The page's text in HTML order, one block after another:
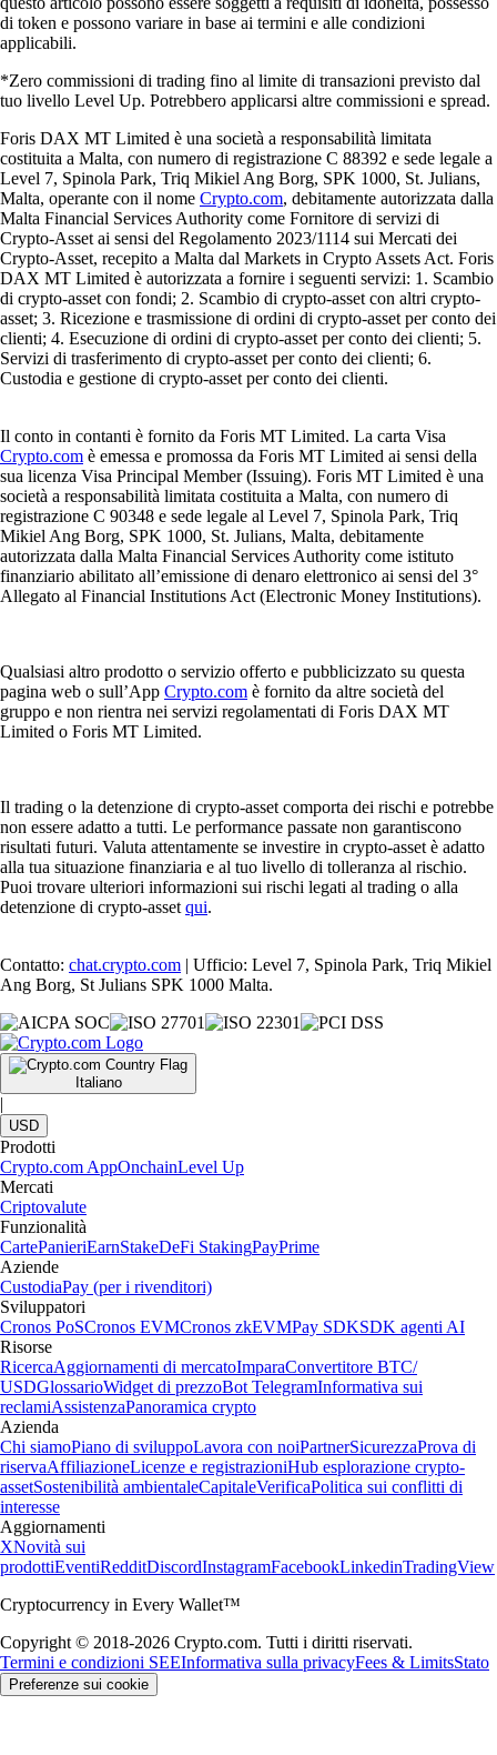
di token e possono variare in base ai termini e alle condizioni
applicabili.
*Zero commissioni di trading fino al limite di transazioni previsto dal
tuo livello Level Up. Potrebbero applicarsi altre commissioni e spread.
Foris DAX MT Limited è una società a responsabilità limitata
costituita a Malta, con numero di registrazione C 88392 e sede legale a
Level 7, Spinola Park, Triq Mikiel Ang Borg, SPK 1000, St. Julians,
Malta, operante con il nome Crypto.com, debitamente autorizzata dalla
Malta Financial Services Authority come Fornitore di servizi di
Crypto-Asset ai sensi del Regolamento 2023/1114 sui Mercati dei
Crypto-Asset, recepito a Malta dal Markets in Crypto Assets Act. Foris
DAX MT Limited è autorizzata a fornire i seguenti servizi: 1. Scambio
di crypto-asset con fondi; 2. Scambio di crypto-asset con altri crypto-
asset; 3. Ricezione e trasmissione di ordini di crypto-asset per conto dei
clienti; 4. Esecuzione di ordini di crypto-asset per conto dei clienti; 5.
Servizi di trasferimento di crypto-asset per conto dei clienti; 6.
Custodia e gestione di crypto-asset per conto dei clienti.
Il conto in contanti è fornito da Foris MT Limited. La carta Visa
Crypto.com è emessa e promossa da Foris MT Limited ai sensi della
sua licenza Visa Principal Member (Issuing). Foris MT Limited è una
società a responsabilità limitata costituita a Malta, con numero di
registrazione C 90348 e sede legale al Level 7, Spinola Park, Triq
Mikiel Ang Borg, SPK 1000, St. Julians, Malta, debitamente
autorizzata dalla Malta Financial Services Authority come istituto
finanziario abilitato all’emissione di denaro elettronico ai sensi del 3°
Allegato al Financial Institutions Act (Electronic Money Institutions).
Qualsiasi altro prodotto o servizio offerto e pubblicizzato su questa
pagina web o sull’App Crypto.com è fornito da altre società del
gruppo e non rientra nei servizi regolamentati di Foris DAX MT
Limited o Foris MT Limited.
Il trading o la detenzione di crypto-asset comporta dei rischi e potrebbe
non essere adatto a tutti. Le performance passate non garantiscono
risultati futuri. Valuta attentamente se investire in crypto-asset è adatto
alla tua situazione finanziaria e al tuo livello di tolleranza al rischio.
Puoi trovare ulteriori informazioni sui rischi legati al trading o alla
detenzione di crypto-asset qui.
Contatto: chat.crypto.com | Ufficio: Level 7, Spinola Park, Triq Mikiel
Ang Borg, St Julians SPK 1000 Malta.
Italiano
|
USD
Prodotti
Crypto.com AppOnchainLevel Up
Mercati
Criptovalute
Funzionalità
CartePanieriEarnStakeDeFi StakingPayPrime
Aziende
CustodiaPay (per i rivenditori)
Sviluppatori
Cronos PoSCronos EVMCronos zkEVMPay SDKSDK agenti AI
Risorse
RicercaAggiornamenti di mercatoImparaConvertitore BTC/
USDGlossarioWidget di prezzoBot TelegramInformativa sui
reclamiAssistenzaPanoramica crypto
Azienda
Chi siamoPiano di sviluppoLavora con noiPartnerSicurezzaProva di
riservaAffiliazioneLicenze e registrazioniHub esplorazione crypto-
assetSostenibilità ambientaleCapitaleVerificaPolitica sui conflitti di
interesse
Aggiornamenti
XNovità sui
prodottiEventiRedditDiscordInstagramFacebookLinkedinTradingView
Cryptocurrency in Every Wallet™
Copyright © 2018-2026 Crypto.com. Tutti i diritti riservati.
Termini e condizioni SEEInformativa sulla privacyFees & LimitsStato
Preferenze sui cookie